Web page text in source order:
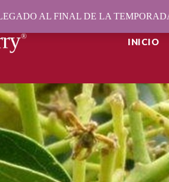
INICIO
AL FINAL DE LA